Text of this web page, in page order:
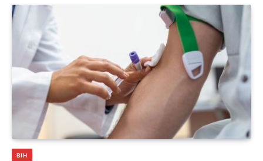
BIH